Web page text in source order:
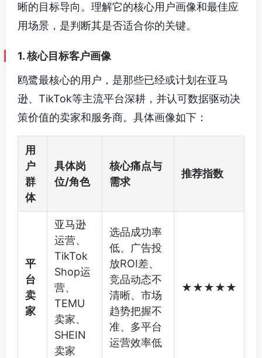
晰的目标导向。理解它的核心用户画像和最佳应
用场景，是判断其是否适合你的关键。
1. 核心目标客户画像
鸥鹭最核心的用户，是那些已经或计划在亚马
逊、TikTok等主流平台深耕，并认可数据驱动决
策价值的卖家和服务商。具体画像如下：
用
户
群
体
具体岗
位/角色
核心痛点与
需求
推荐指数
平
台
卖
家
亚马逊
运营、
TikTok
Shop运
营、
TEMU
卖家、
SHEIN
卖家
选品成功率
低、广告投
放ROI差、
竞品动态不
清晰、市场
趋势把握不
准、多平台
运营效率低
★★★★★